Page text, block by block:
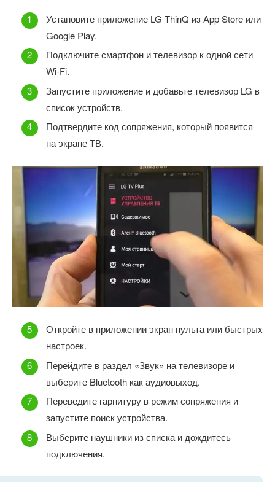
Установите приложение LG ThinQ из App Store или
Google Play.
Подключите смартфон и телевизор к одной сети
Wi-Fi.
Запустите приложение и добавьте телевизор LG в
список устройств.
Подтвердите код сопряжения, который появится
на экране ТВ.
Откройте в приложении экран пульта или быстрых
настроек.
Перейдите в раздел «Звук» на телевизоре и
выберите Bluetooth как аудиовыход.
Переведите гарнитуру в режим сопряжения и
запустите поиск устройства.
Выберите наушники из списка и дождитесь
подключения.